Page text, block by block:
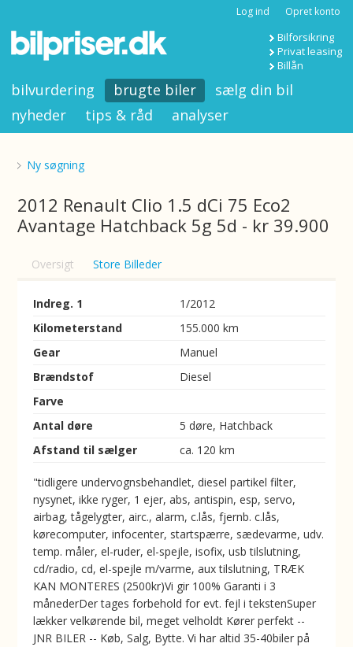
Log ind Opret konto
Bilforsikring
Privat leasing
Billån
bilvurdering brugte biler
sælg din bil
nyheder
tips & råd analyser
Ny søgning
2012 Renault Clio 1.5 dCi 75 Eco2
Avantage Hatchback 5g 5d - kr 39.900
Oversigt Store Billeder
Indreg. 1
1/2012
Kilometerstand
155.000 km
Gear
Manuel
Brændstof
Diesel
Farve
Antal døre
5 døre, Hatchback
Afstand til sælger
ca. 120 km
"tidligere undervognsbehandlet, diesel partikel filter,
nysynet, ikke ryger, 1 ejer, abs, antispin, esp, servo,
airbag, tågelygter, airc., alarm, c.lås, fjernb. c.lås,
kørecomputer, infocenter, startspærre, sædevarme, udv.
temp. måler, el-ruder, el-spejle, isofix, usb tilslutning,
cd/radio, cd, el-spejle m/varme, aux tilslutning, TRÆK
KAN MONTERES (2500kr)Vi gir 100% Garanti i 3
månederDer tages forbehold for evt. fejl i tekstenSuper
lækker velkørende bil, meget velholdt Kører perfekt --
JNR BILER -- Køb, Salg, Bytte. Vi har altid 35-40biler på